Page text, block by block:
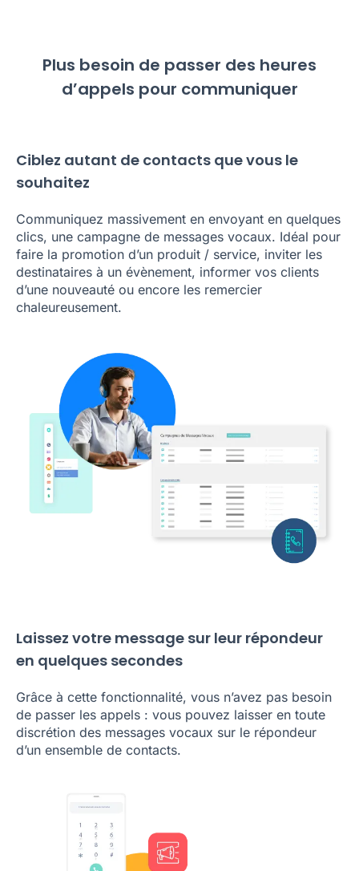
Plus besoin de passer des heures
d’appels pour communiquer
Ciblez autant de contacts que vous le
souhaitez
Communiquez massivement en envoyant en quelques
clics, une campagne de messages vocaux. Idéal pour
faire la promotion d’un produit / service, inviter les
destinataires à un évènement, informer vos clients
d’une nouveauté ou encore les remercier
chaleureusement.
Laissez votre message sur leur répondeur
en quelques secondes
Grâce à cette fonctionnalité, vous n’avez pas besoin
de passer les appels : vous pouvez laisser en toute
discrétion des messages vocaux sur le répondeur
d’un ensemble de contacts.